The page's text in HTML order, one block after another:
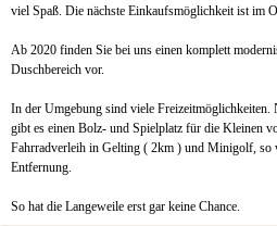
viel Spaß. Die nächste Einkaufsmöglichkeit ist im
Ab 2020 finden Sie bei uns einen komplett
Duschbereich vor.
In der Umgebung sind viele Freizeitmöglichkeiten.
gibt es einen Bolz- und Spielplatz für die Kleinen
Fahrradverleih in Gelting ( 2km ) und Minigolf, so
Entfernung.
So hat die Langeweile erst gar keine Chance.